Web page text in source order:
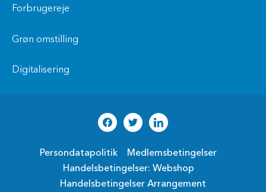
Forbrugereje
Grøn omstilling
Digitalisering
Persondatapolitik
Medlemsbetingelser
Handelsbetingelser: Webshop
Handelsbetingelser Arrangement